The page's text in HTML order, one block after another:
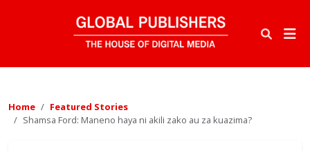
Home
Featured Stories
Shamsa Ford: Maneno haya ni akili zako au za kuazima?